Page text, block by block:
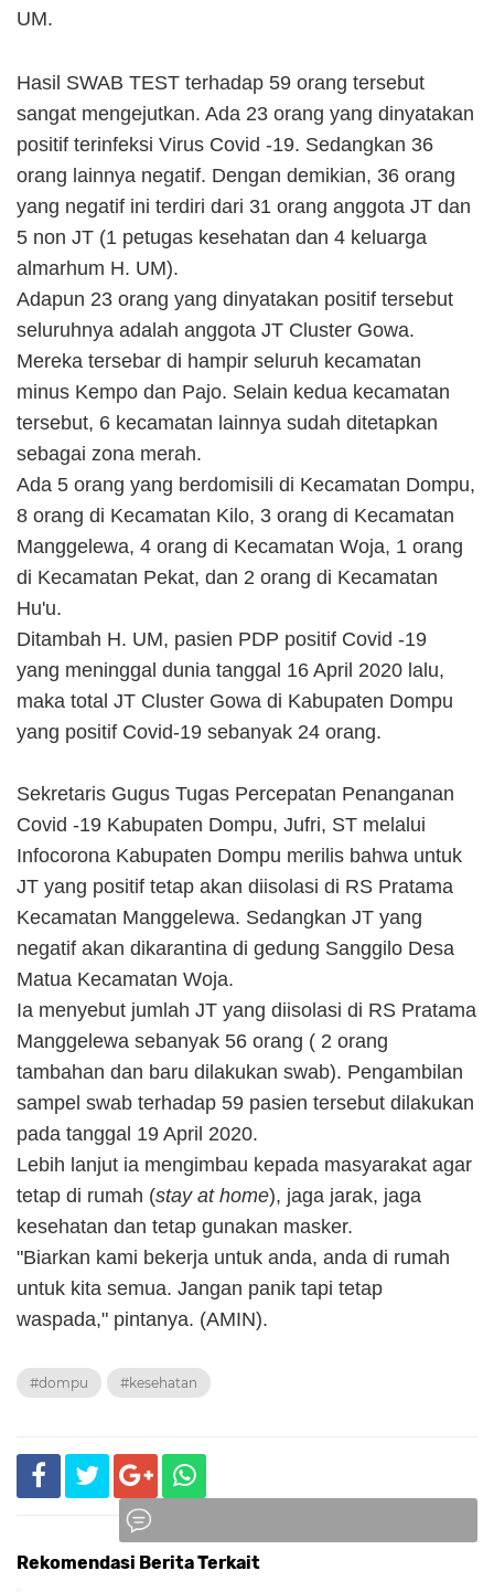
UM.
Hasil SWAB TEST terhadap 59 orang tersebut
sangat mengejutkan. Ada 23 orang yang dinyatakan
positif terinfeksi Virus Covid -19. Sedangkan 36
orang lainnya negatif. Dengan demikian, 36 orang
yang negatif ini terdiri dari 31 orang anggota JT dan
5 non JT (1 petugas kesehatan dan 4 keluarga
almarhum H. UM).
Adapun 23 orang yang dinyatakan positif tersebut
seluruhnya adalah anggota JT Cluster Gowa.
Mereka tersebar di hampir seluruh kecamatan
minus Kempo dan Pajo. Selain kedua kecamatan
tersebut, 6 kecamatan lainnya sudah ditetapkan
sebagai zona merah.
Ada 5 orang yang berdomisili di Kecamatan Dompu,
8 orang di Kecamatan Kilo, 3 orang di Kecamatan
Manggelewa, 4 orang di Kecamatan Woja, 1 orang
di Kecamatan Pekat, dan 2 orang di Kecamatan
Hu'u.
Ditambah H. UM, pasien PDP positif Covid -19
yang meninggal dunia tanggal 16 April 2020 lalu,
maka total JT Cluster Gowa di Kabupaten Dompu
yang positif Covid-19 sebanyak 24 orang.
Sekretaris Gugus Tugas Percepatan Penanganan
Covid -19 Kabupaten Dompu, Jufri, ST melalui
Infocorona Kabupaten Dompu merilis bahwa untuk
JT yang positif tetap akan diisolasi di RS Pratama
Kecamatan Manggelewa. Sedangkan JT yang
negatif akan dikarantina di gedung Sanggilo Desa
Matua Kecamatan Woja.
Ia menyebut jumlah JT yang diisolasi di RS Pratama
Manggelewa sebanyak 56 orang ( 2 orang
tambahan dan baru dilakukan swab). Pengambilan
sampel swab terhadap 59 pasien tersebut dilakukan
pada tanggal 19 April 2020.
Lebih lanjut ia mengimbau kepada masyarakat agar
tetap di rumah (stay at home), jaga jarak, jaga
kesehatan dan tetap gunakan masker.
"Biarkan kami bekerja untuk anda, anda di rumah
untuk kita semua. Jangan panik tapi tetap
waspada," pintanya. (AMIN).
#dompu #kesehatan
Rekomendasi Berita Terkait